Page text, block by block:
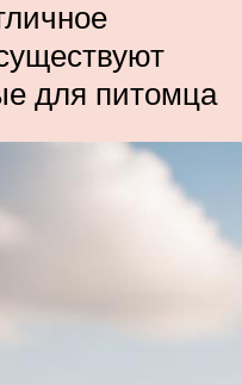
для питомца